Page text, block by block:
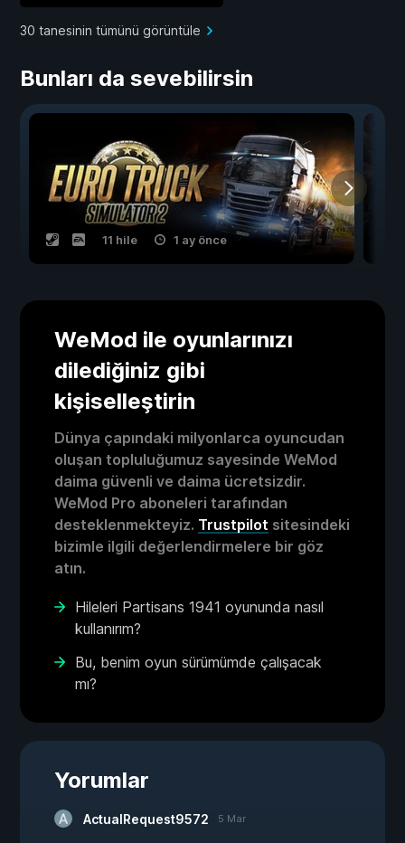
30 tanesinin tümünü görüntüle
Bunları da sevebilirsin
11 hile 1 ay önce
WeMod ile oyunlarınızı
dilediğiniz gibi
kişiselleştirin
Dünya çapındaki milyonlarca oyuncudan
oluşan topluluğumuz sayesinde WeMod
daima güvenli ve daima ücretsizdir.
WeMod Pro aboneleri tarafından
desteklenmekteyiz. Trustpilot sitesindeki
bizimle ilgili değerlendirmelere bir göz
atın.
Hileleri Partisans 1941 oyununda nasıl
kullanırım?
Bu, benim oyun sürümümde çalışacak
mı?
Yorumlar
ActualRequest9572 5 Mar